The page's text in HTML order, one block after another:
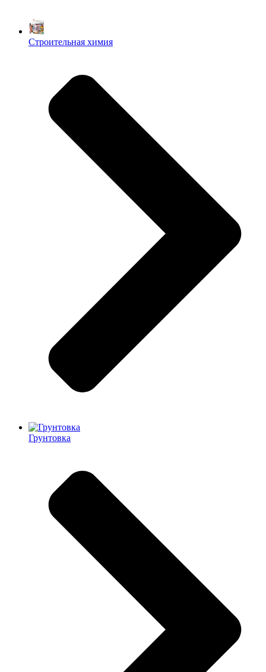
Строительная химия
Грунтовка